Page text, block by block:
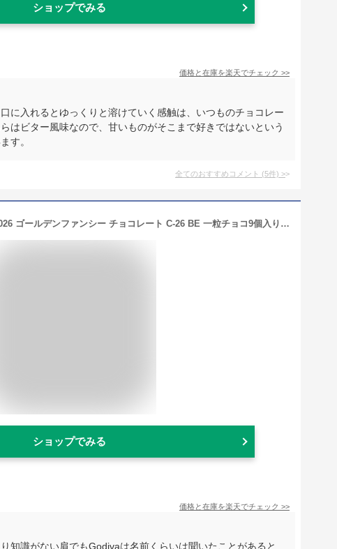
ショップでみる
価格と在庫を楽天でチェック >>
に入れるとゆっくりと溶けていく感触は、いつものチョコレー
はビター風味なので、甘いものがそこまで好きではないという
す。
全てのおすすめコメント (5件) >
バレンタイン チョコ モロゾフ 2026 ゴールデンファンシー チョコレート C-26 BE 一粒チョコ9個入り お菓子 スイーツ ブランドチョコ 高級 おしゃれ 本命にも義理チョコにも人気 プレゼント バレンタインデー バレンタインギフト2026 JGS
ショップでみる
価格と在庫を楽天でチェック >>
知識がない肩でもGodivaは名前くらいは聞いたことがあると